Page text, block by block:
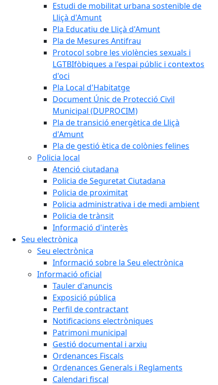
Estudi de mobilitat urbana sostenible de
Lliçà d'Amunt
Pla Educatiu de Lliçà d'Amunt
Pla de Mesures Antifrau
Protocol sobre les violències sexuals i
LGTBIfòbiques a l'espai públic i contextos
d'oci
Pla Local d'Habitatge
Document Únic de Protecció Civil
Municipal (DUPROCIM)
Pla de transició energètica de Lliçà
d'Amunt
Pla de gestió ètica de colònies felines
Policia local
Atenció ciutadana
Policia de Seguretat Ciutadana
Policia de proximitat
Policia administrativa i de medi ambient
Policia de trànsit
Informació d'interès
Seu electrònica
Seu electrònica
Informació sobre la Seu electrònica
Informació oficial
Tauler d'anuncis
Exposició pública
Perfil de contractant
Notificacions electròniques
Patrimoni municipal
Gestió documental i arxiu
Ordenances Fiscals
Ordenances Generals i Reglaments
Calendari fiscal